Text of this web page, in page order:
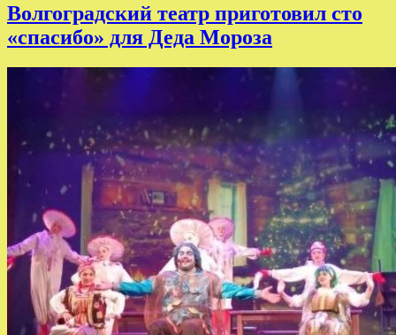
Волгоградский театр приготовил сто
«спасибо» для Деда Мороза